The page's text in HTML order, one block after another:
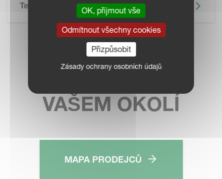
Technické Údaje
KONTAKTUJTE
VAŠEM OKOLÍ
MAPA PRODEJCŮ
OK, přijmout vše
Odmítnout všechny cookies
Přizpůsobit
Zásady ochrany osobních údajů